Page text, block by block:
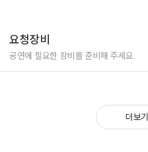
요청장비
공연에 필요한 장비를 준비해 주세요.
더보기